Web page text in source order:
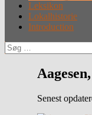
Leksikon
Lokalhistorie
Introduction
Søg
efter:
Senest